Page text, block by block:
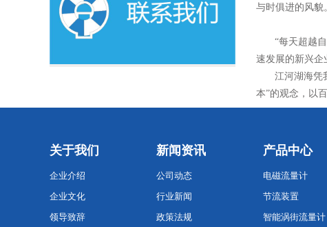
与时俱进的风貌
“每天超越
速发展的新兴企
江河湖海凭
本”的观念，以
关于我们
企业介绍
企业文化
领导致辞
新闻资讯
公司动态
行业新闻
政策法规
产品中心
电磁流量计
节流装置
智能涡街流量计